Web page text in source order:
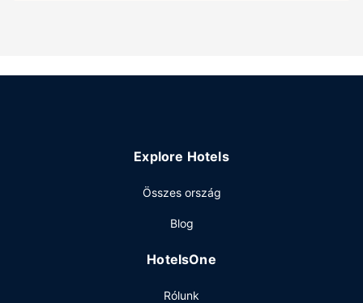
szolgáltatások és létesítmények közé tartozik a(z)
parkolás biztosított a helyszínen.
Explore Hotels
Összes ország
Blog
HotelsOne
Rólunk